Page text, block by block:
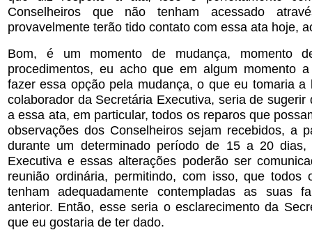
Conselheiros que não tenham acessado
provavelmente terão tido contato com essa ata hoje,
Bom, é um momento de mudança, momento
procedimentos, eu acho que em algum momento
fazer essa opção pela mudança, o que eu tomaria a
colaborador da Secretária Executiva, seria de sugerir
a essa ata, em particular, todos os reparos que
observações dos Conselheiros sejam recebidos, a
durante um determinado período de 15 a 20 dias,
Executiva e essas alterações poderão ser
reunião ordinária, permitindo, com isso, que todos
tenham adequadamente contempladas as suas
anterior. Então, esse seria o esclarecimento da
que eu gostaria de ter dado.